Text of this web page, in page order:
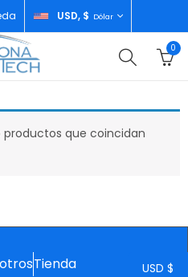
USD, $ Dólar
0
que coincidan
Tienda USD $